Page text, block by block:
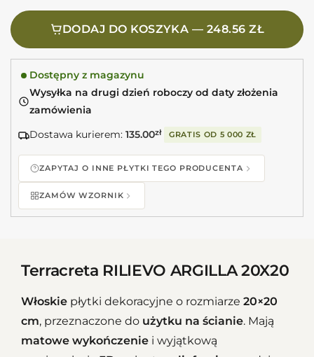
DODAJ DO KOSZYKA — 248.56 ZŁ
Dostępny z magazynu
Wysyłka na drugi dzień roboczy od daty złożenia
zamówienia
Dostawa kurierem: 135.00zł GRATIS OD 5 000 ZŁ
ZAPYTAJ O INNE PŁYTKI TEGO PRODUCENTA
ZAMÓW WZORNIK
Terracreta RILIEVO ARGILLA 20X20
Włoskie płytki dekoracyjne o rozmiarze 20×20
cm, przeznaczone do użytku na ścianie. Mają
matowe wykończenie i wyjątkową